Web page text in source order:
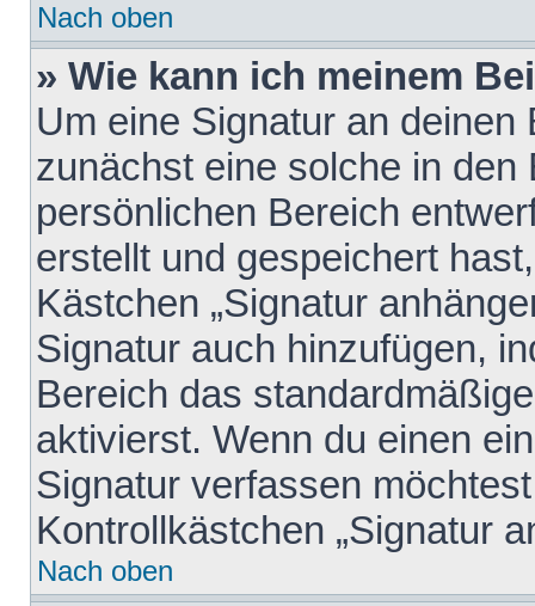
Nach oben
» Wie kann ich meinem
Um eine Signatur an
zunächst eine solche in den
persönlichen Bereich
erstellt und gespeichert
Kästchen „Signatur
Signatur auch hinzufügen,
Bereich das
aktivierst. Wenn du einen
Signatur verfassen
Kontrollkästchen „Signatur
Nach oben